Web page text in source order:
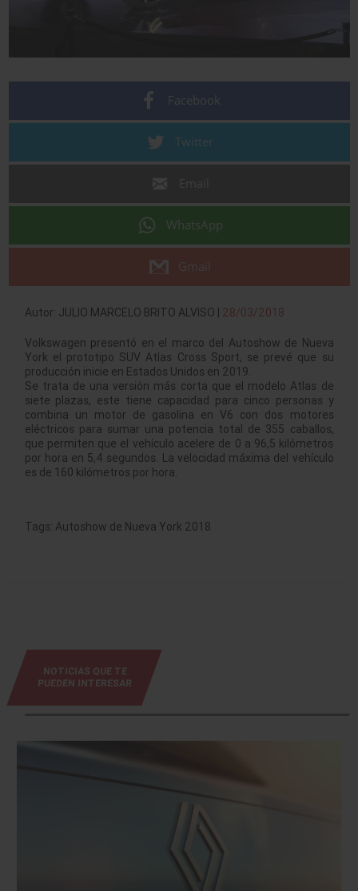
Facebook
Twitter
WhatsApp
Gmail
Autor: JULIO MARCELO BRITO ALVISO | 28/03/2018
Volkswagen presentó en el marco del Autoshow de Nueva
York el prototipo SUV Atlas Cross Sport, se prevé que su
producción inicie en Estados Unidos en 2019.
Se trata de una versión más corta que el modelo Atlas de
siete plazas, este tiene capacidad para cinco personas y
combina un motor de gasolina en V6 con dos motores
eléctricos para sumar una potencia total de 355 caballos,
que permiten que el vehículo acelere de 0 a 96,5 kilómetros
por hora en 5,4 segundos. La velocidad máxima del vehículo
es de 160 kilómetros por hora.
Tags: Autoshow de Nueva York 2018
NOTICIAS QUE TE
PUEDEN INTERESAR